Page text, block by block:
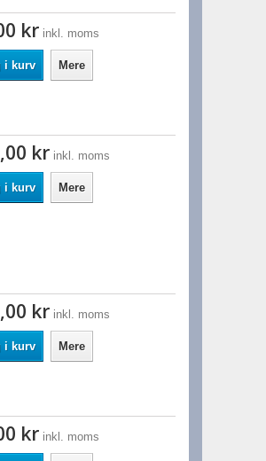
kr inkl. moms
i kurv Mere
kr inkl. moms
i kurv Mere
kr inkl. moms
i kurv Mere
kr inkl. moms